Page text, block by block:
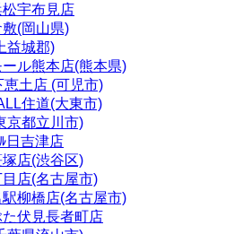
宇布見店
敷(岡山県)
益城郡)
ル熊本店(熊本県)
土店 (可児市)
住道(大東市)
京都立川市)
日吉津店
店(渋谷区)
目店(名古屋市)
柳橋店(名古屋市)
伏見長者町店